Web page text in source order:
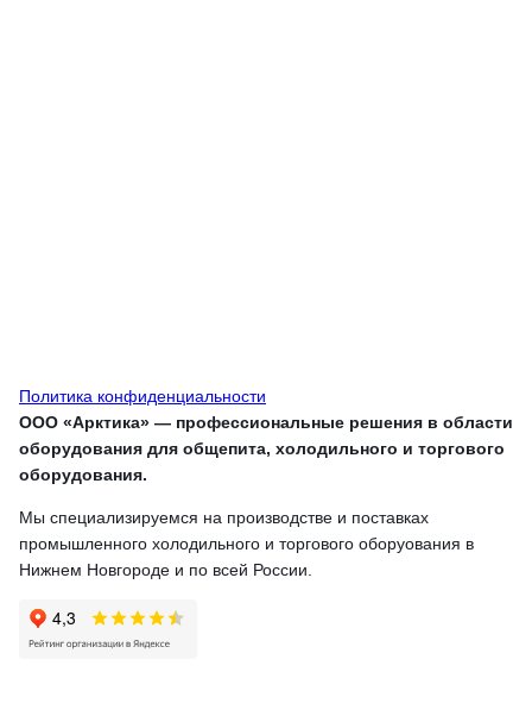
Политика конфиденциальности
ООО «Арктика» — профессиональные решения в области
оборудования для общепита, холодильного и торгового
оборудования.
Мы специализируемся на производстве и поставках
промышленного холодильного и торгового оборуования в
Нижнем Новгороде и по всей России.